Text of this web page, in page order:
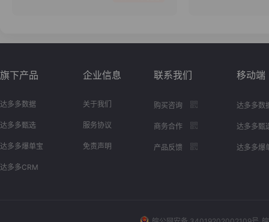
旗下产品
达多多数据
达多多甄选
达多多爆单宝
达多多CRM
企业信息
关于我们
服务协议
免责声明
联系我们
购买咨询
商务合作
产品反馈
移动端
达多多数
达多多甄
达多多爆